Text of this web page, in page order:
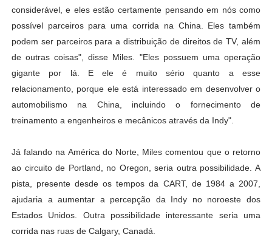
considerável, e eles estão certamente pensando em nós como
possível parceiros para uma corrida na China. Eles também
podem ser parceiros para a distribuição de direitos de TV, além
de outras coisas", disse Miles. "Eles possuem uma operação
gigante por lá. E ele é muito sério quanto a esse
relacionamento, porque ele está interessado em desenvolver o
automobilismo na China, incluindo o fornecimento de
treinamento a engenheiros e mecânicos através da Indy".
Já falando na América do Norte, Miles comentou que o retorno
ao circuito de Portland, no Oregon, seria outra possibilidade. A
pista, presente desde os tempos da CART, de 1984 a 2007,
ajudaria a aumentar a percepção da Indy no noroeste dos
Estados Unidos. Outra possibilidade interessante seria uma
corrida nas ruas de Calgary, Canadá.